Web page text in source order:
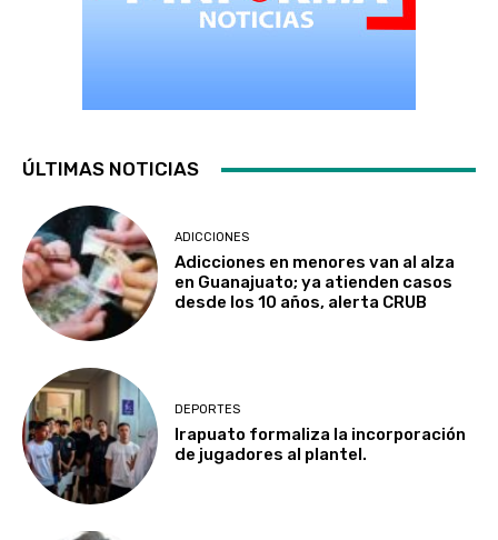
ÚLTIMAS NOTICIAS
ADICCIONES
Adicciones en menores van al alza
en Guanajuato; ya atienden casos
desde los 10 años, alerta CRUB
DEPORTES
Irapuato formaliza la incorporación
de jugadores al plantel.